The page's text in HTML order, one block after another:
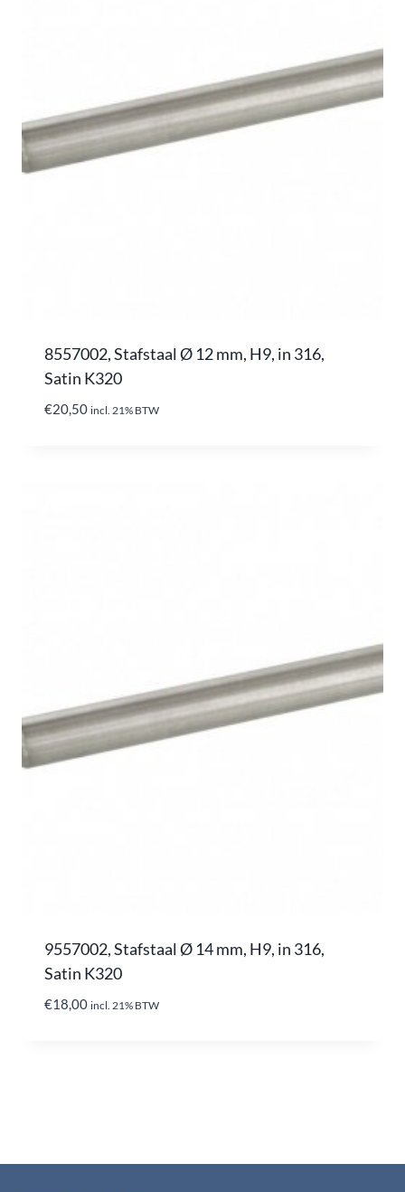
8557002, Stafstaal Ø 12 mm, H9, in 316,
Satin K320
€20,50 incl. 21% BTW
9557002, Stafstaal Ø 14 mm, H9, in 316,
Satin K320
€18,00 incl. 21% BTW